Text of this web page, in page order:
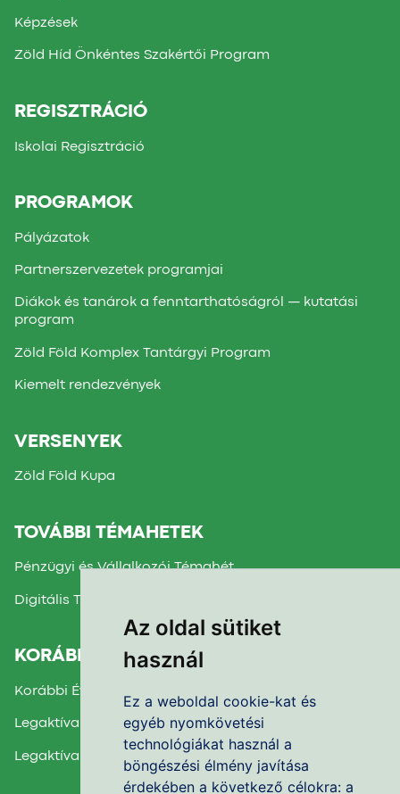
Az oldal sütiket
használ
Ez a weboldal cookie-kat és
egyéb nyomkövetési
technológiákat használ a
böngészési élmény javítása
érdekében a következő célokra: a
Képzések
Zöld Híd Önkéntes Szakértői Program
REGISZTRÁCIÓ
Iskolai Regisztráció
PROGRAMOK
Pályázatok
Partnerszervezetek programjai
Diákok és tanárok a fenntarthatóságról — kutatási
program
Zöld Föld Komplex Tantárgyi Program
Kiemelt rendezvények
VERSENYEK
Zöld Föld Kupa
TOVÁBBI TÉMAHETEK
Pénzügyi és Vállalkozói Témahét
Digitális Témahét
KORÁBBI TÉMAHETEK
Korábbi Évek Beszámolói
Legaktívabb Iskola díj 2025.
Legaktívabb Iskola díj 2024.